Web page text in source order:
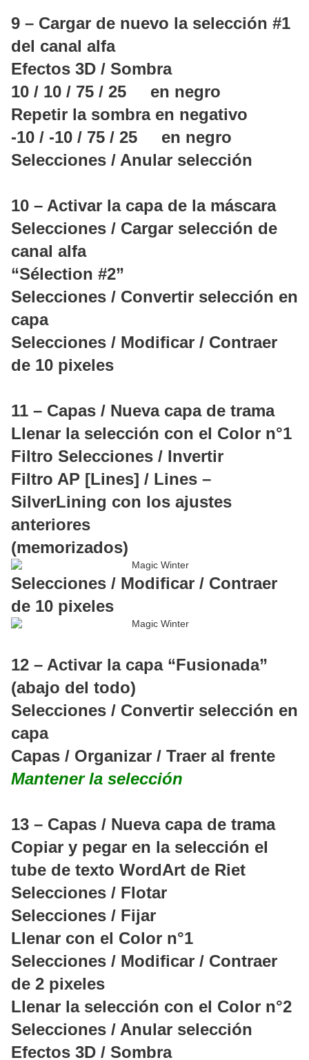
9 – Cargar de nuevo la selección #1
del canal alfa
Efectos 3D / Sombra
10 / 10 / 75 / 25 en negro
Repetir la sombra en negativo
-10 / -10 / 75 / 25 en negro
Selecciones / Anular selección
10 – Activar la capa de la máscara
Selecciones / Cargar selección de
canal alfa
“Sélection #2”
Selecciones / Convertir selección en
capa
Selecciones / Modificar / Contraer
de 10 pixeles
11 – Capas / Nueva capa de trama
Llenar la selección con el Color n°1
Filtro Selecciones / Invertir
Filtro AP [Lines] / Lines –
SilverLining con los ajustes
anteriores
(memorizados)
Selecciones / Modificar / Contraer
de 10 pixeles
12 – Activar la capa “Fusionada”
(abajo del todo)
Selecciones / Convertir selección en
capa
Capas / Organizar / Traer al frente
Mantener la selección
13 – Capas / Nueva capa de trama
Copiar y pegar en la selección el
tube de texto WordArt de Riet
Selecciones / Flotar
Selecciones / Fijar
Llenar con el Color n°1
Selecciones / Modificar / Contraer
de 2 pixeles
Llenar la selección con el Color n°2
Selecciones / Anular selección
Efectos 3D / Sombra